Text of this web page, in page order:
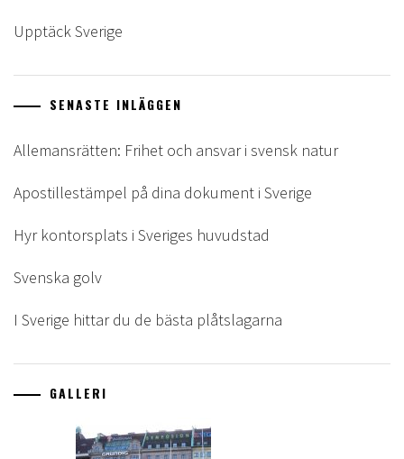
Upptäck Sverige
SENASTE INLÄGGEN
Allemansrätten: Frihet och ansvar i svensk natur
Apostillestämpel på dina dokument i Sverige
Hyr kontorsplats i Sveriges huvudstad
Svenska golv
I Sverige hittar du de bästa plåtslagarna
GALLERI